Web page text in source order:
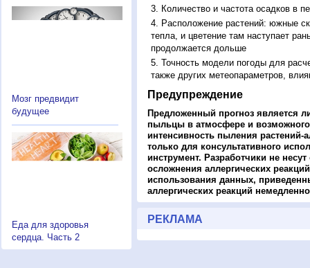
Мозг предвидит
будущее
Еда для здоровья
сердца. Часть 2
Количество и частота осадков в
Расположение растений: южные
тепла, и цветение там наступает
продолжается дольше
Точность модели погоды для
также других метеопараметров,
Предупреждение
Предложенный прогноз является
пыльцы в атмосфере и
интенсивность пыления растений-
только для консультативного
инструмент. Разработчики не
осложнения аллергических
использования данных,
аллергических реакций
РЕКЛАМА